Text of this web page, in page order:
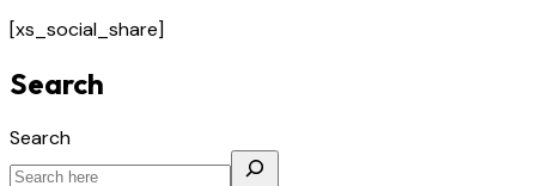
[xs_social_share]
Search
Search